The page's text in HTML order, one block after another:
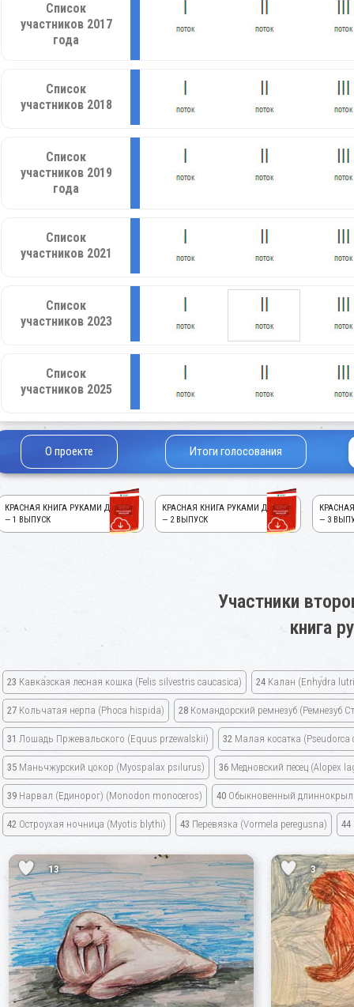
Список
участников 2017
года
Список
участников 2018
Список
участников 2019
года
Список
участников 2021
Список
участников 2023
Список
участников 2025
О проекте Итоги голосования
КРАСНАЯ КНИГА РУКАМИ ДЕТЕЙ!
— 1 ВЫПУСК
КРАСНАЯ КНИГА РУКАМИ ДЕТЕЙ!
— 2 ВЫПУСК
— 3
Участники
книга
23 Кавказская лесная кошка (Felis silvestris caucasica) 24 Калан (Enhydra
27 Кольчатая нерпа (Phoca hispida) 28 Командорский ремнезуб (Ремнезуб
31 Лошадь Пржевальского (Equus przewalskii) 32 Малая косатка (Pseudorca
35 Маньчжурский цокор (Myospalax psilurus) 36 Медновский песец (Alopex
39 Нарвал (Единорог) (Monodon monoceros) 40 Обыкновенный
42 Остроухая ночница (Myotis blythi) 43 Перевязка (Vormela peregusna) 44
13 3